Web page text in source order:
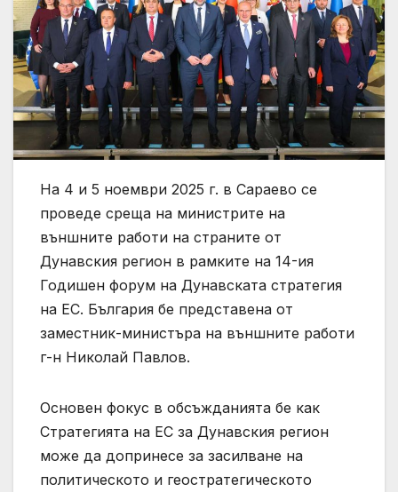
На 4 и 5 ноември 2025 г. в Сараево се
проведе среща на министрите на
външните работи на страните от
Дунавския регион в рамките на 14-ия
Годишен форум на Дунавската стратегия
на ЕС. България бе представена от
заместник-министъра на външните работи
г-н Николай Павлов.
Основен фокус в обсъжданията бе как
Стратегията на ЕС за Дунавския регион
може да допринесе за засилване на
политическото и геостратегическото